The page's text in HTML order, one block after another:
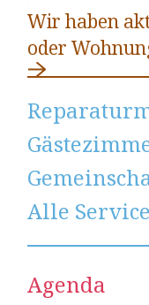
Wir haben
oder
Alle
Wir haben
oder
Alle
Agenda